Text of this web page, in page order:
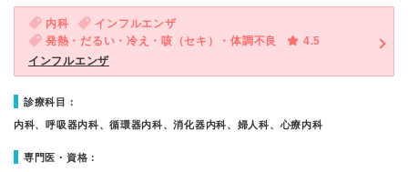
内科
インフルエンザ
発熱・だるい・冷え・咳（セキ）・体調不良
4.5
インフルエンザ
診療科目：
内科、呼吸器内科、循環器内科、消化器内科、婦人科、心療内科
専門医・資格：